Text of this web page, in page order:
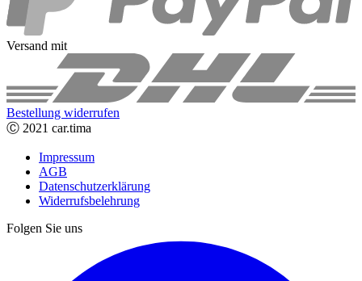
Versand mit
Bestellung widerrufen
Ⓒ 2021 car.tima
Impressum
AGB
Datenschutzerklärung
Widerrufsbelehrung
Folgen Sie uns